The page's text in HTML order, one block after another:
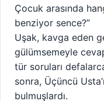
Çocuk arasında
benziyor sence?”
Uşak, kavga eden
gülümsemeyle
tür soruları
sonra, Üçüncü
bulmuşlardı.